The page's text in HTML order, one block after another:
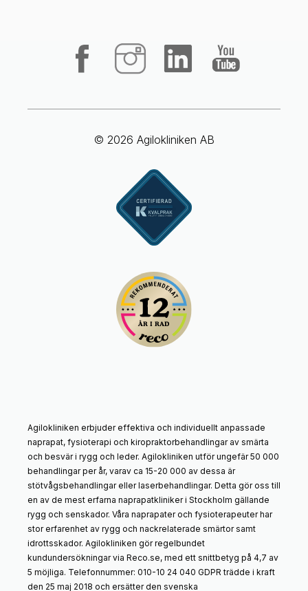
© 2026 Agilokliniken AB
Agilokliniken erbjuder effektiva och individuellt anpassade
naprapat, fysioterapi och kiropraktorbehandlingar av smärta
och besvär i rygg och leder. Agilokliniken utför ungefär 50 000
behandlingar per år, varav ca 15-20 000 av dessa är
stötvågsbehandlingar eller laserbehandlingar. Detta gör oss till
en av de mest erfarna naprapatkliniker i Stockholm gällande
rygg och senskador. Våra naprapater och fysioterapeuter har
stor erfarenhet av rygg och nackrelaterade smärtor samt
idrottsskador. Agilokliniken gör regelbundet
kundundersökningar via Reco.se, med ett snittbetyg på 4,7 av
5 möjliga. Telefonnummer: 010-10 24 040 GDPR trädde i kraft
den 25 maj 2018 och ersätter den svenska